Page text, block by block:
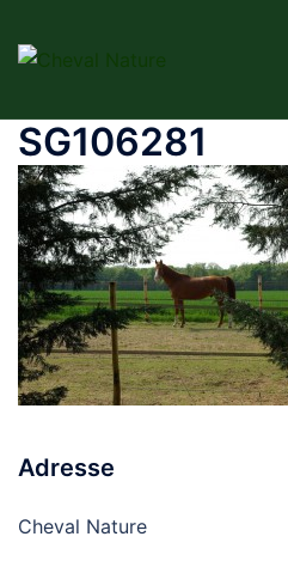
au
SG106281
Adresse
Cheval Nature